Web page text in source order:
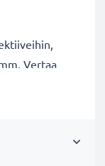
Vertaa